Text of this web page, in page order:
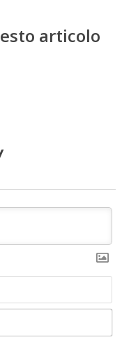
articolo